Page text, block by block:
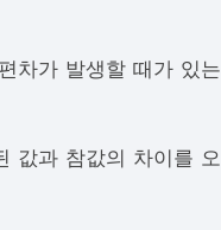
차가 발생할 때가 있는
값과 참값의 차이를 오